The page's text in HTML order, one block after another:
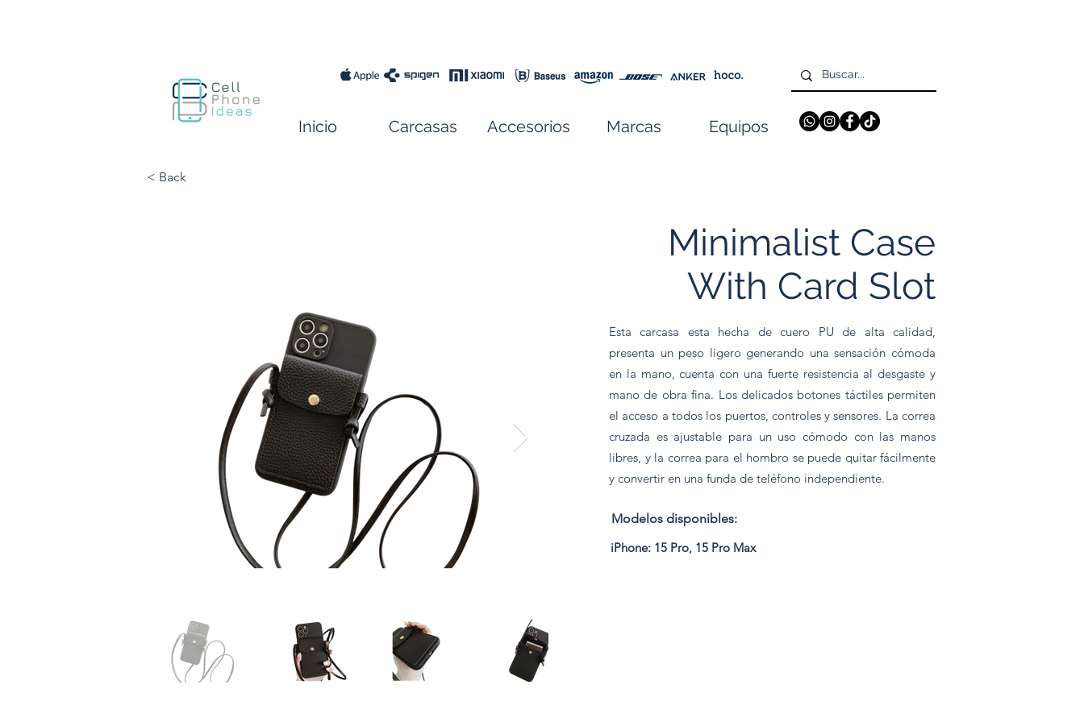
< Back
Minimalist Case
With Card Slot
Esta carcasa esta hecha de cuero PU de alta calidad,
presenta un peso ligero generando una sensación cómoda
en la mano, cuenta con una fuerte resistencia al desgaste y
mano de obra fina. Los delicados botones táctiles permiten
el acceso a todos los puertos, controles y sensores. La correa
cruzada es ajustable para un uso cómodo con las manos
libres, y la correa para el hombro se puede quitar fácilmente
y convertir en una funda de teléfono independiente.
Modelos disponibles:
iPhone: 15 Pro, 15 Pro Max
Inicio Carcasas Accesorios Marcas Equipos